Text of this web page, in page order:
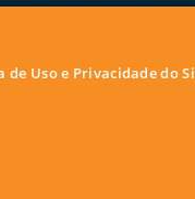
ao capital aplicado e
em ativos
emissores, variação
Ao investidor
independente dos
Uso e Privacidade do